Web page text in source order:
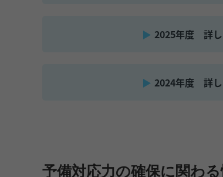
2025年度 詳し
2024年度 詳し
予備対応力の確保に関わる